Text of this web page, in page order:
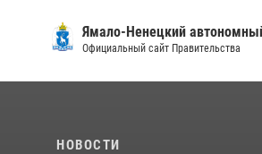
Ямало-Ненецкий
Официальный сайт Правительства
НОВОСТИ